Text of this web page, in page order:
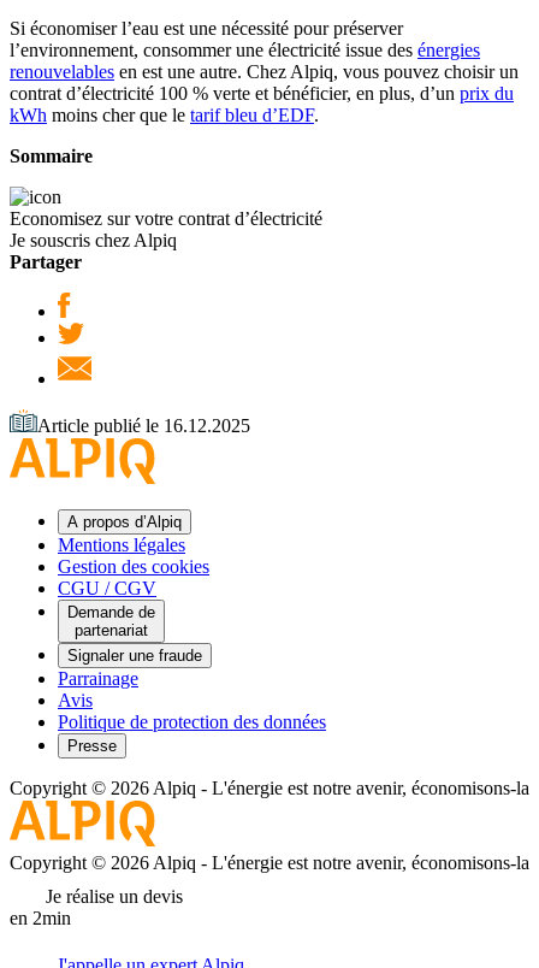
Si économiser l’eau est une nécessité pour préserver
l’environnement, consommer une électricité issue des énergies
renouvelables en est une autre. Chez Alpiq, vous pouvez choisir un
contrat d’électricité 100 % verte et bénéficier, en plus, d’un prix du
kWh moins cher que le tarif bleu d’EDF.
Sommaire
Economisez sur votre contrat d’électricité
Je souscris chez Alpiq
Partager
Article publié le 16.12.2025
A propos d’Alpiq
Mentions légales
Gestion des cookies
CGU / CGV
Demande de
partenariat
Signaler une fraude
Parrainage
Avis
Politique de protection des données
Presse
Copyright © 2026 Alpiq - L'énergie est notre avenir, économisons-la
Copyright © 2026 Alpiq - L'énergie est notre avenir, économisons-la
Je réalise un devis
en 2min